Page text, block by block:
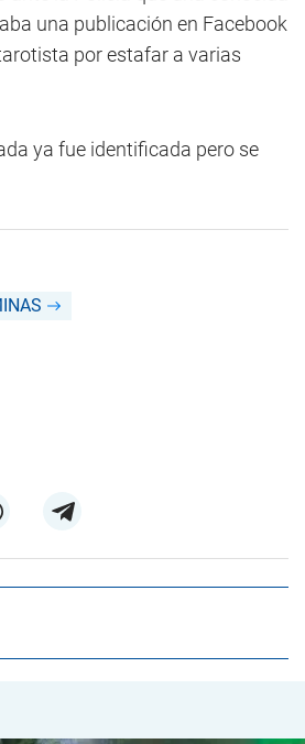
una publicación en Facebook
por estafar a varias
ya fue identificada pero se